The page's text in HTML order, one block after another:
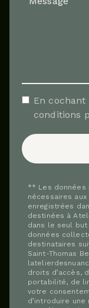
En cochant
conditions
** Les données
nécessaires
enregistrées
destinées à
dans le seul
données
destinataires
Saint-Thomas
droits d’accès,
portabilité, de
votre
d’introduire